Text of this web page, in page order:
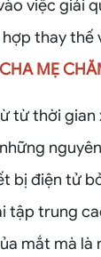
việc giải
thay thế
MẸ
từ thời gian
bị điện tử
tập trung
mắt mà là